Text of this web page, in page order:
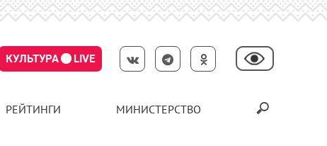
КУЛЬТУРА LIVE
РЕЙТИНГИ МИНИСТЕРСТВО